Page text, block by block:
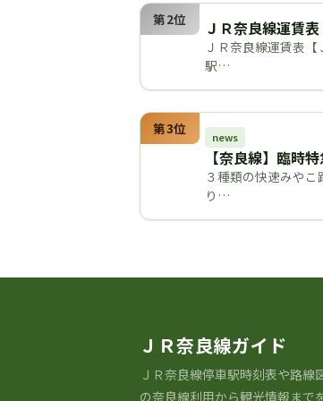
第2位 ＪＲ奈良線運賃
ＪＲ奈良線運賃表
駅…
第3位
news
【奈良線】臨時
３種類の快速みや
り…
ＪＲ奈良線ガイド
ＪＲ奈良線停車駅時刻表や路線
の奈良線利⽤から観光情報まで